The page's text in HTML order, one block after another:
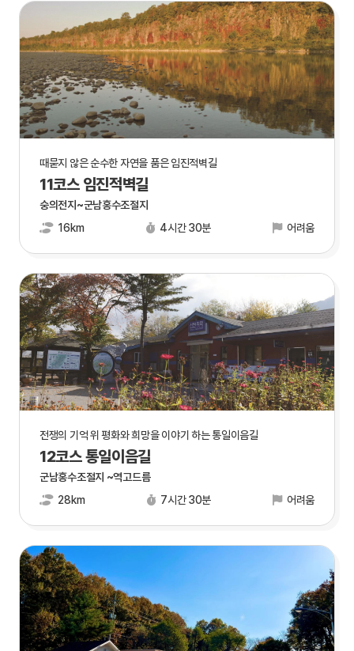
때묻지 않은 순수한 자연을 품은 임진적벽길
11코스 임진적벽길
숭의전지~군남홍수조절지
16km
4시간 30분 어려움
전쟁의 기억 위 평화와 희망을 이야기 하는 통일이음길
12코스 통일이음길
군남홍수조절지 ~역고드름
28km
7시간 30분 어려움